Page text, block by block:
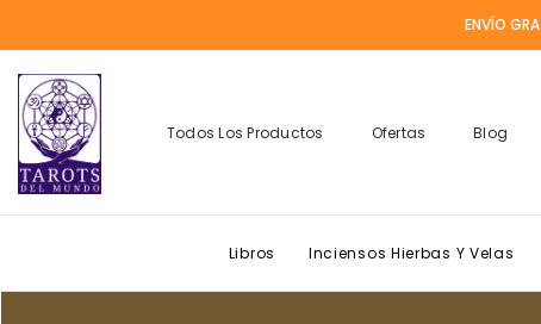
ENVÍO
Todos Los Productos Ofertas Blog
Libros Inciensos Hierbas Y Velas